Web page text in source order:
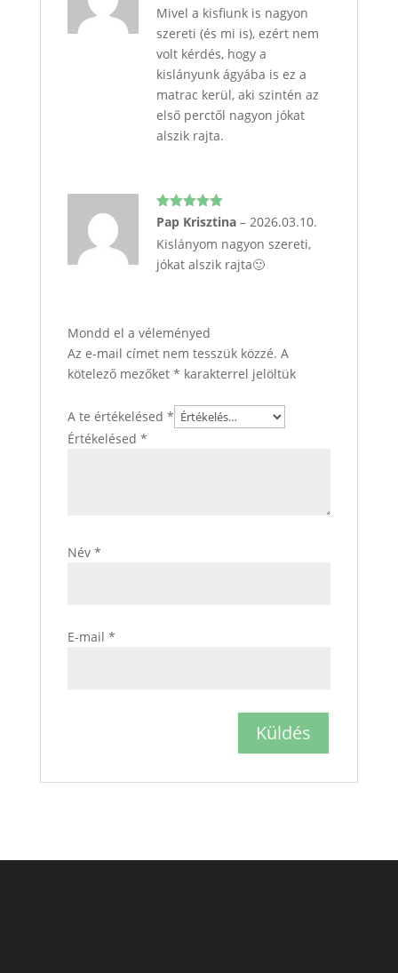
Mivel a kisfiunk is nagyon
szereti (és mi is), ezért nem
volt kérdés, hogy a
kislányunk ágyába is ez a
matrac kerül, aki szintén az
első perctől nagyon jókat
alszik rajta.
Értékelés:
/ 5
Pap Krisztina – 2026.03.10.
Kislányom nagyon szereti,
jókat alszik rajta🙂
Mondd el a véleményed
Az e-mail címet nem tesszük közzé. A
kötelező mezőket * karakterrel jelöltük
A te értékelésed *
Értékelésed *
Név *
E-mail *